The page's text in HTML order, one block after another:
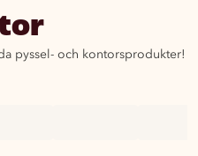
pyssel- och kontorsprodukter!